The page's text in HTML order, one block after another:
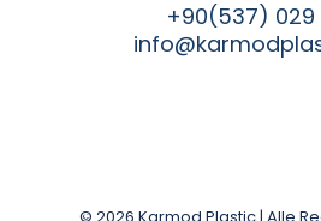
+90(537) 029